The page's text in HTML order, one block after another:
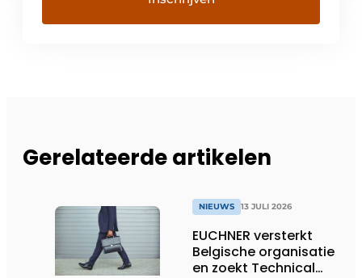
Gerelateerde artikelen
NIEUWS 13 JULI 2026
EUCHNER versterkt
Belgische organisatie
en zoekt Technical